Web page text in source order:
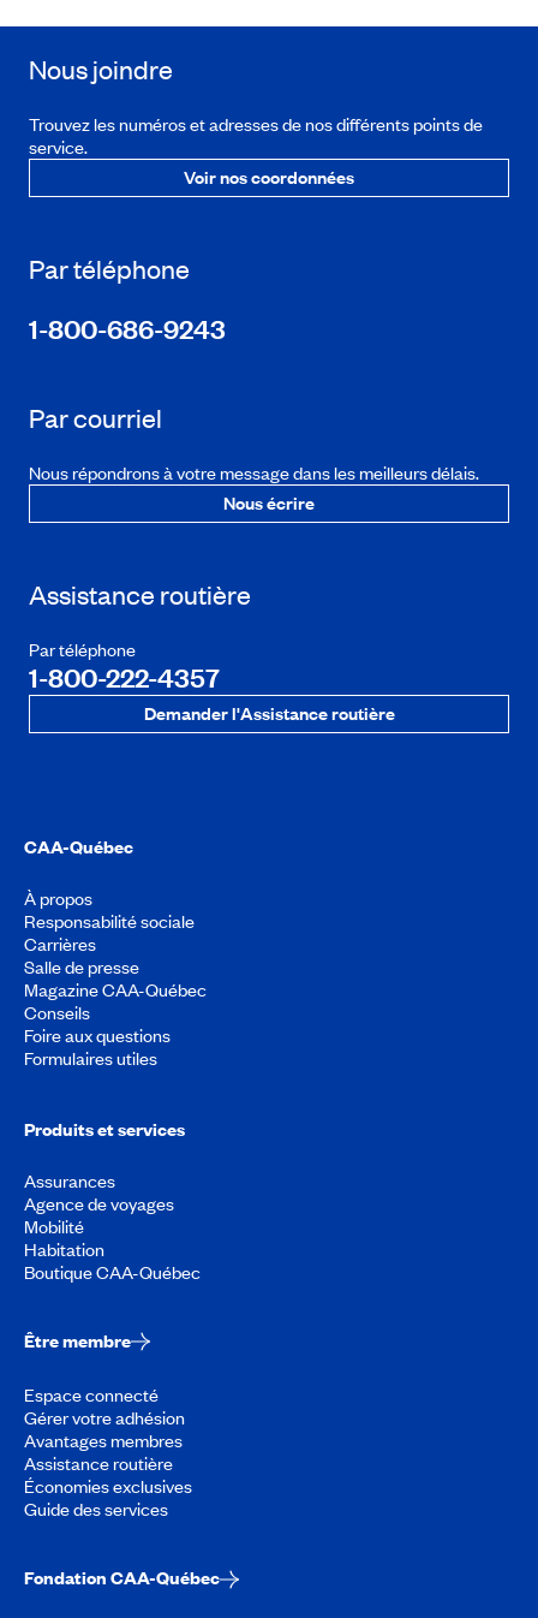
Nous joindre
Trouvez les numéros et adresses de nos différents points de
service.
Voir nos coordonnées
Par téléphone
1-800-686-9243
Par courriel
Nous répondrons à votre message dans les meilleurs délais.
Nous écrire
Assistance routière
Par téléphone
1-800-222-4357
Demander l'Assistance routière
CAA-Québec
À propos
Responsabilité sociale
Carrières
Salle de presse
Magazine CAA-Québec
Conseils
Foire aux questions
Formulaires utiles
Produits et services
Assurances
Agence de voyages
Mobilité
Habitation
Boutique CAA-Québec
Être membre
Espace connecté
Gérer votre adhésion
Avantages membres
Assistance routière
Économies exclusives
Guide des services
Fondation CAA-Québec